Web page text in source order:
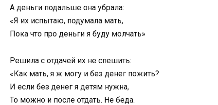
А деньги подальше она убрала:
«Я их испытаю, подумала мать,
Пока что про деньги я буду молчать»
Решила с отдачей их не спешить:
«Как мать, я ж могу и без денег пожить?
И если без денег я детям нужна,
То можно и после отдать. Не беда.